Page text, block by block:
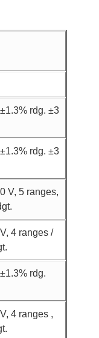
rdg. ±3
rdg. ±3
V, 5 ranges,
4 ranges /
rdg.
4 ranges ,